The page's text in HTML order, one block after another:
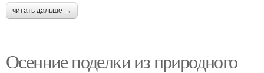
читать дальше →
Осенние поделки из природного